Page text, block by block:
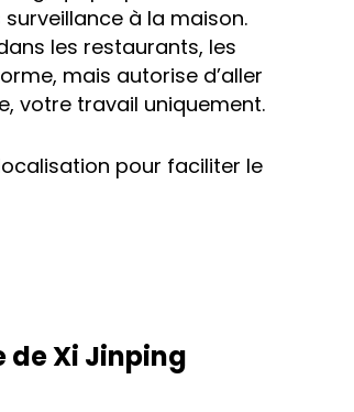
à la maison.
les restaurants, les
mais autorise d’aller
votre travail uniquement.
pour faciliter le
de Xi Jinping